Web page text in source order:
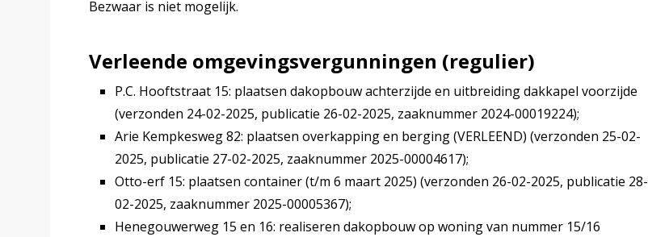
Bezwaar is niet mogelijk.
Verleende omgevingsvergunningen (regulier)
P.C. Hooftstraat 15: plaatsen dakopbouw achterzijde en uitbreiding dakkapel voorzijde
(verzonden 24-02-2025, publicatie 26-02-2025, zaaknummer 2024-00019224);
Arie Kempkesweg 82: plaatsen overkapping en berging (VERLEEND) (verzonden 25-02-
2025, publicatie 27-02-2025, zaaknummer 2025-00004617);
Otto-erf 15: plaatsen container (t/m 6 maart 2025) (verzonden 26-02-2025, publicatie 28-
02-2025, zaaknummer 2025-00005367);
Henegouwerweg 15 en 16: realiseren dakopbouw op woning van nummer 15/16